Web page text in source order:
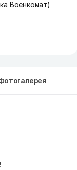
Военкомат)
Фотогалерея